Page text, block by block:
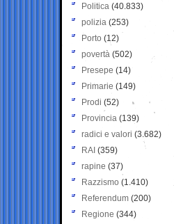
Politica (40.833)
polizia (253)
Porto (12)
povertà (502)
Presepe (14)
Primarie (149)
Prodi (52)
Provincia (139)
radici e valori (3.682)
RAI (359)
rapine (37)
Razzismo (1.410)
Referendum (200)
Regione (344)